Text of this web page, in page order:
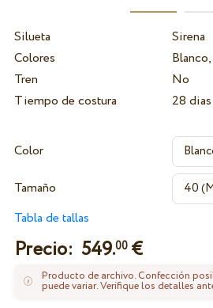
Silueta
Sirena
Colores
Tren
No
Tiempo de costura
28 dias
Color
Tamaño
Tabla de tallas
Precio: 549.00€
Producto de archivo. Confección
puede variar. Verifique los detalles